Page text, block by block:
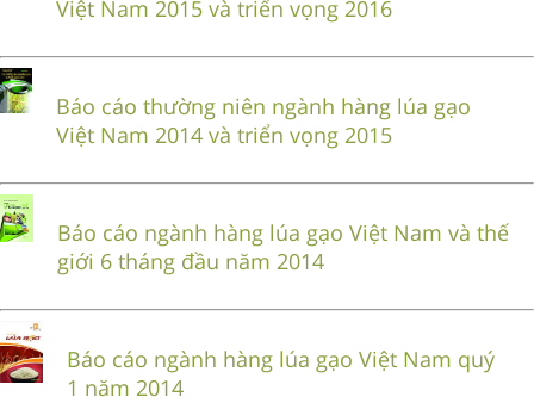
Việt Nam 2015 và triển vọng 2016
Báo cáo thường niên ngành hàng lúa gạo
Việt Nam 2014 và triển vọng 2015
Báo cáo ngành hàng lúa gạo Việt Nam và thế
giới 6 tháng đầu năm 2014
Báo cáo ngành hàng lúa gạo Việt Nam quý
1 năm 2014